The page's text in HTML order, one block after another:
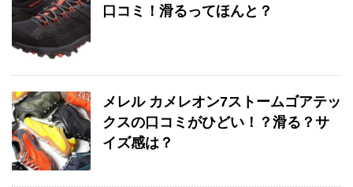
口コミ！滑るってほんと？
メレル カメレオン7ストームゴアテッ
クスの口コミがひどい！？滑る？サ
イズ感は？